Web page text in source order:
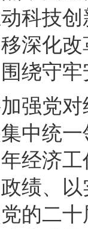
科技
深化
绕守
党对
中统
经济
绩、
的二